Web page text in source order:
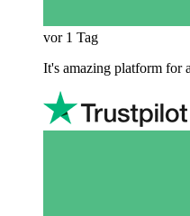
vor 1 Tag
It's amazing platform for